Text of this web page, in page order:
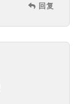
回复